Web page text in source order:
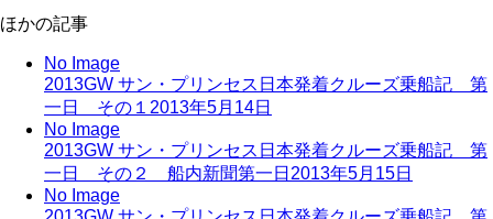
ほかの記事
No Image
2013GW サン・プリンセス日本発着クルーズ乗船記 第
一日 その１ 2013年5月14日
No Image
2013GW サン・プリンセス日本発着クルーズ乗船記 第
一日 その２ 船内新聞第一日 2013年5月15日
No Image